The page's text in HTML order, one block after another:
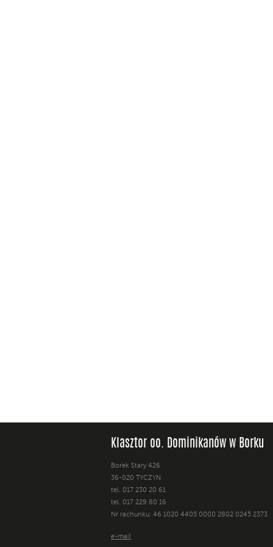
Klasztor oo. Dominikanów w Borku
Borek Stary 426
36-020 TYCZYN
tel. 017 230 20 61
tel. 017 229 80 16
Nr rachunku: 46 1020 4405 0000 2802 0245 2373
e-mail